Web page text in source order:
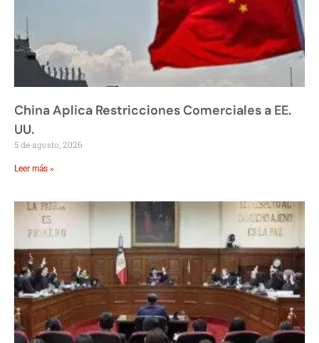
China Aplica Restricciones Comerciales a EE.
UU.
5 de agosto, 2026
Leer más »